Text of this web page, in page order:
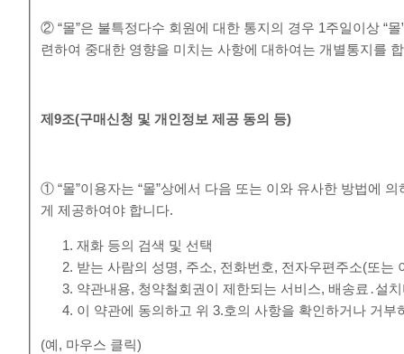
② “몰”은 불특정다수 회원에 대한 통지의 경우 1주일이상 “
련하여 중대한 영향을 미치는 사항에 대하여는 개별통지를
제9조(구매신청 및 개인정보 제공 동의 등)
① “몰”이용자는 “몰”상에서 다음 또는 이와 유사한 방법에
게 제공하여야 합니다.
재화 등의 검색 및 선택
받는 사람의 성명, 주소, 전화번호, 전자우편주소(또는
약관내용, 청약철회권이 제한되는 서비스, 배송료․설
이 약관에 동의하고 위 3.호의 사항을 확인하거나 거부
(예, 마우스 클릭)